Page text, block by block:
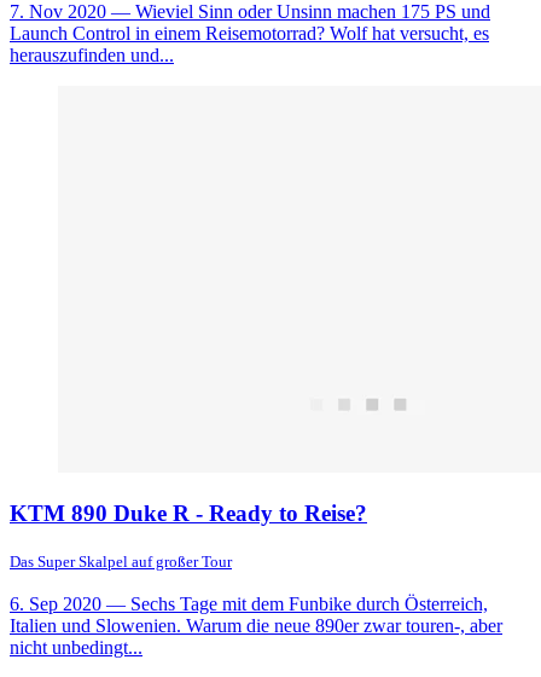
7. Nov 2020 — Wieviel Sinn oder Unsinn machen 175 PS und
Launch Control in einem Reisemotorrad? Wolf hat versucht, es
herauszufinden und...
KTM 890 Duke R - Ready to Reise?
Das Super Skalpel auf großer Tour
6. Sep 2020 — Sechs Tage mit dem Funbike durch Österreich,
Italien und Slowenien. Warum die neue 890er zwar touren-, aber
nicht unbedingt...